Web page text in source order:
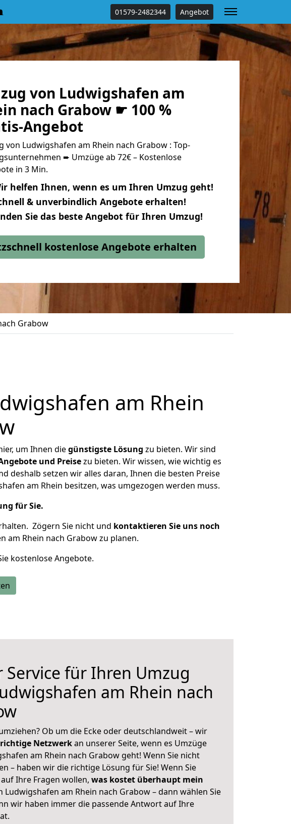
01579-2482344 Angebot
von Ludwigshafen am
nach Grabow ☛ 100 %
Angebot
von Ludwigshafen am Rhein nach Grabow : Top-
➨ Umzüge ab 72€ – Kostenlose
in 3 Min.
helfen Ihnen, wenn es um Ihren Umzug geht!
& unverbindlich Angebote erhalten!
Sie das beste Angebot für Ihren Umzug!
kostenlose Angebote erhalten
Grabow
am Rhein
um Ihnen diegünstigste Lösung zu bieten. Wir sind
und Preisezu bieten. Wir wissen, wie wichtig es
deshalb setzen wir alles daran, Ihnen die besten Preise
am Rhein besitzen, was umgezogen werden muss.
für Sie.
Zögern Sie nicht und kontaktieren Sie uns noch
am Rhein nach Grabow zu planen.
kostenlose Angebote.
Service für Ihren Umzug
am Rhein nach
Ob um die Ecke oder deutschlandweit – wir
richtige Netzwerkan unserer Seite, wenn es Umzüge
am Rhein nach Grabow geht! Wenn Sie nicht
– haben wir die richtige Lösung für Sie! Wenn Sie
Ihre Fragen wollen, was kostet überhaupt mein
Ludwigshafen am Rhein nach Grabow – dann wählen Sie
wir haben immer die passende Antwort auf Ihre